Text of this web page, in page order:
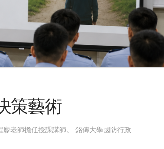
策藝術
老師擔任授課講師。 銘傳大學國防行政